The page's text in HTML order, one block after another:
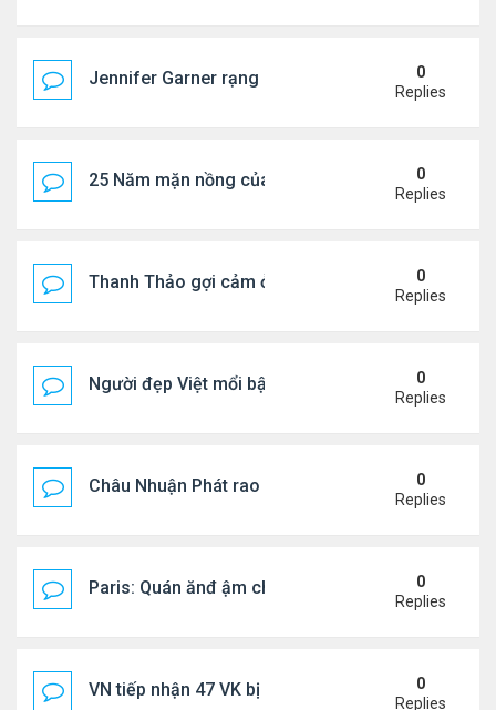
Jennifer Garner rạng rỡ bên bạn trai kém 6 tuổi
0
Replies
25 Năm mặn nồng của 'Điệp viên 007'
0
Replies
Thanh Thảo gợi cảm ở tuổi 49
0
Replies
Người đẹp Việt mổi bật giữa dàn sao châu Á
0
Replies
Châu Nhuận Phát rao bán tài sản
0
Replies
Paris: Quán ănđ ậm chất Việt đông kín khách chờ
0
Replies
VN tiếp nhận 47 VK bị Mỹ trục xuất, Công an
0
Replies